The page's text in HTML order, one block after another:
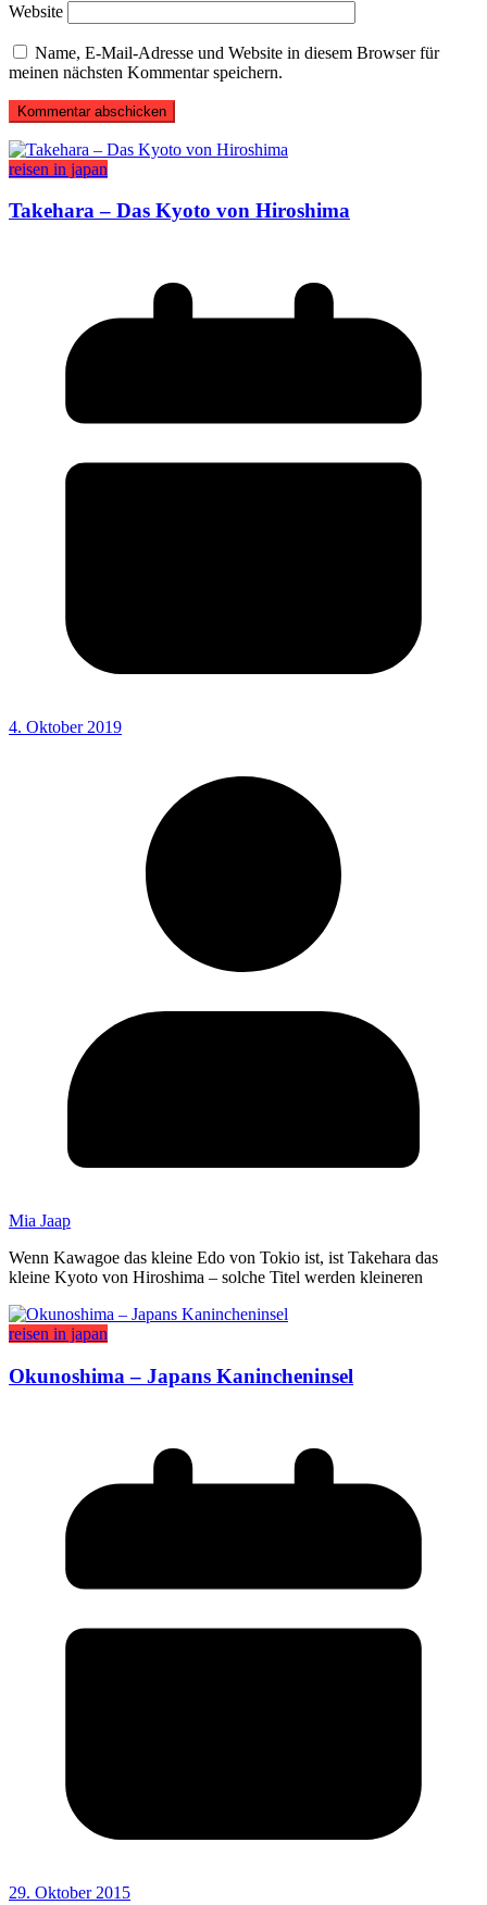
Website
Name, E-Mail-Adresse und Website in diesem Browser für
meinen nächsten Kommentar speichern.
reisen in japan
Takehara – Das Kyoto von Hiroshima
4. Oktober 2019
Mia Jaap
Wenn Kawagoe das kleine Edo von Tokio ist, ist Takehara das
kleine Kyoto von Hiroshima – solche Titel werden kleineren
reisen in japan
Okunoshima – Japans Kanincheninsel
29. Oktober 2015